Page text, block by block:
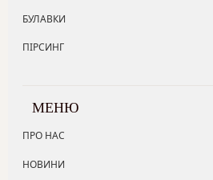
БУЛАВКИ
ПІРСИНГ
МЕНЮ
ПРО НАС
НОВИНИ